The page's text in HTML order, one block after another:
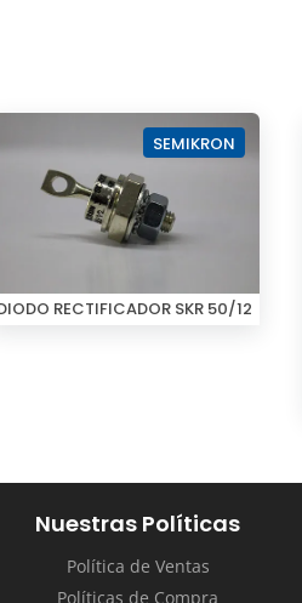
SEMIKRON
RECTIFICADOR SKR 50/12
Nuestras Políticas
Política de Ventas
Políticas de Compra